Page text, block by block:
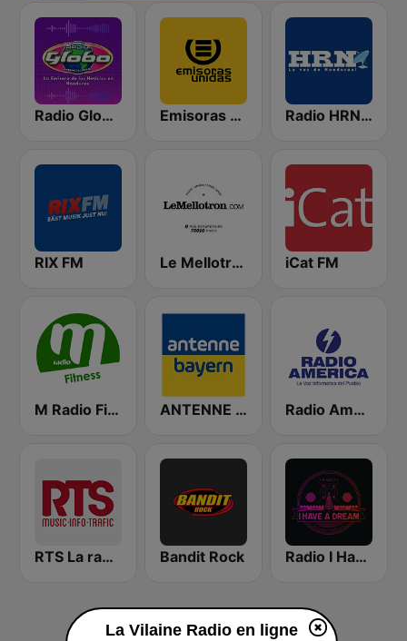
Radio Globo Honduras Emisoras Unidas Radio HRN 92.9 FM
RIX FM Le Mellotron iCat FM
M Radio Fitness ANTENNE BAYERN Radio América
RTS La radio du sud Bandit Rock Radio I Have a Dream
La Vilaine Radio en ligne